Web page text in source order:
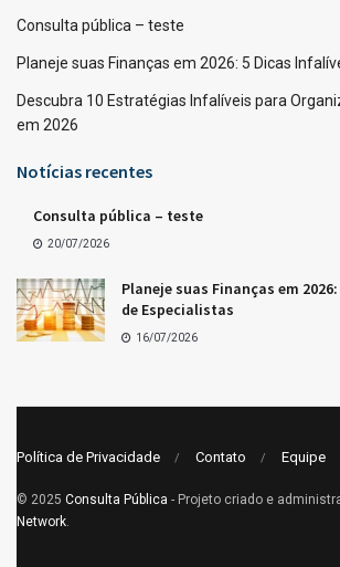
Consulta pública – teste
Planeje suas Finanças em 2026: 5 Dicas
Descubra 10 Estratégias Infalíveis para
em 2026
Notícias recentes
Consulta pública – teste
20/07/2026
Planeje suas Finanças em
de Especialistas
16/07/2026
Política de Privacidade Contato Equipe
© 2025 Consulta Pública - Projeto criado e
Network